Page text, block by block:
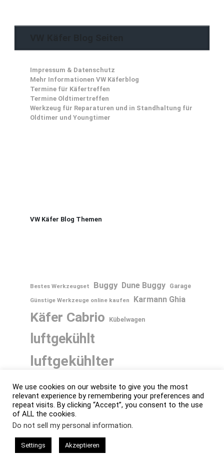
Impressum & Datenschutz
Mehr Informationen VW Käferblog
Termine für Käfertreffen
Termine Oldtimertreffen
Werkzeug für Reparaturen und in Standhaltung für
Oldtimer und Youngtimer
VW Käfer Blog Themen
Bestes Werkzeugset Buggy Dune Buggy
Garage
Günstige Werkzeuge online kaufen
Karmann Ghia
Käfer Cabrio Kübelwagen
luftgekühlt
luftgekühlter
Volkswagen
luftgekühlter VW New Beetle
Oldtimer Oldtimer Technik
Porsche Rometsch
We use cookies on our website to give you the most
relevant experience by remembering your preferences and
repeat visits. By clicking “Accept”, you consent to the use
of ALL the cookies.
Do not sell my personal information.
Settings Akzeptieren